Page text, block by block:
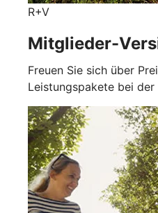
R+V
Mitglieder-
Freuen Sie sich über
Leistungspakete bei der